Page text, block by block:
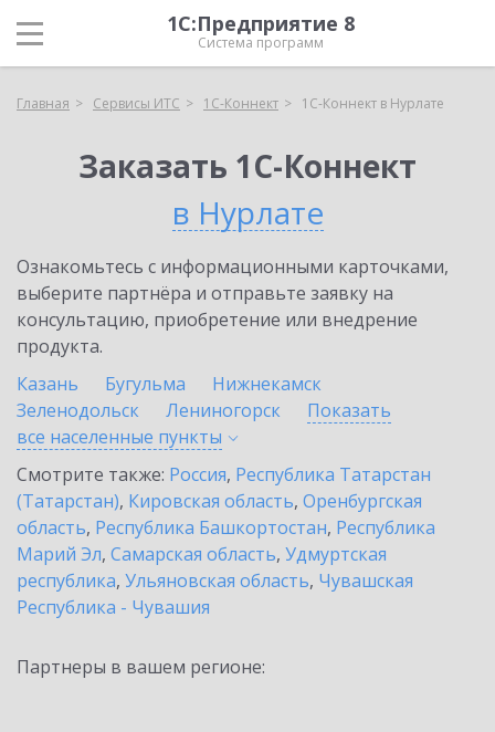
1С:Предприятие 8
Система программ
Главная Сервисы ИТС 1С-Коннект 1С-Коннект в Нурлате
Заказать 1С-Коннект
в Нурлате
Ознакомьтесь с информационными карточками,
выберите партнёра и отправьте заявку на
консультацию, приобретение или внедрение
продукта.
Казань
Бугульма
Нижнекамск
Зеленодольск
Лениногорск
Показать
все населенные пункты
Смотрите также: Россия, Республика Татарстан
(Татарстан), Кировская область, Оренбургская
область, Республика Башкортостан, Республика
Марий Эл, Самарская область, Удмуртская
республика, Ульяновская область, Чувашская
Республика - Чувашия
Партнеры в вашем регионе: